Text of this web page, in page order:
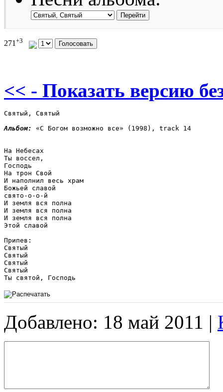
271 +3
<< - Показать версию
Святый, Святый
Альбом: «С Богом возможно все» (1998), track 14
На Небесах
Ты воссел,
Господь
На трон Свой
И наполнил весь храм
Божьей славой
свято-о-о-й
И земля вся полна
И земля вся полна
И земля вся полна
Этой славой
Припев:
Святый
Святый
Святый
Святый
Ты святой, Господь
Добавлено: 18 май 2011 |